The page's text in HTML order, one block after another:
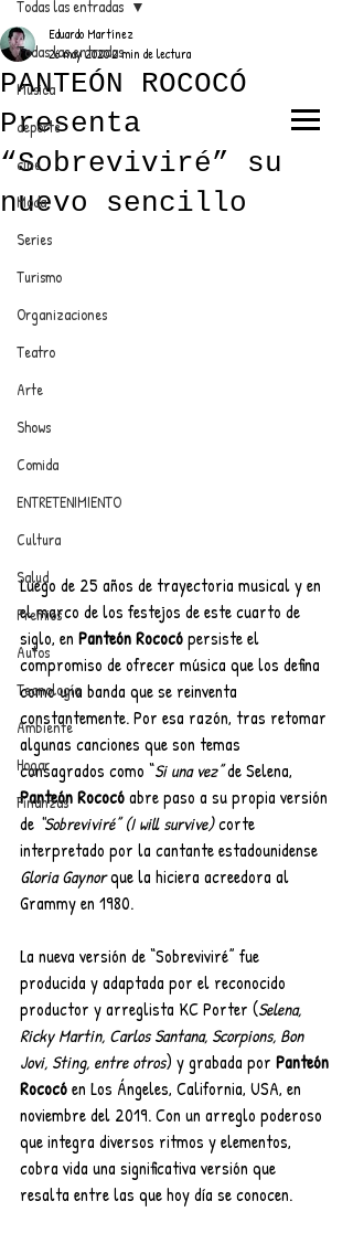
ANUNCIATE CON NOSOTROS
PARA MÁS INFORMACIÓN:
dinamicaseltrendytop@gmail.com
EL TRENDY TOP
CON EDDY MARTINEZ
Todas las entradas
Música
deporte
cine
Moda
Series
Turismo
Organizaciones
Teatro
Arte
Shows
Comida
ENTRETENIMIENTO
Cultura
Salud
Premios
Autos
Tecnología
Ambiente
Hogar
Finanzas
Todas las entradas
PANTEÓN ROCOCÓ
Presenta
“Sobreviviré” su
nuevo sencillo
Eduardo Martínez
26 may 20202 min de lectura
Luego de 25 años de trayectoria musical y en
el marco de los festejos de este cuarto de
siglo, en Panteón Rococó persiste el
compromiso de ofrecer música que los defina
como una banda que se reinventa
constantemente. Por esa razón, tras retomar
algunas canciones que son temas
consagrados como “Si una vez” de Selena,
Panteón Rococó abre paso a su propia versión
de “Sobreviviré” (I will survive) corte
interpretado por la cantante estadounidense
Gloria Gaynor que la hiciera acreedora al
Grammy en 1980.
La nueva versión de “Sobreviviré” fue
producida y adaptada por el reconocido
productor y arreglista KC Porter (Selena,
Ricky Martin, Carlos Santana, Scorpions, Bon
Jovi, Sting, entre otros) y grabada por Panteón
Rococó en Los Ángeles, California, USA, en
noviembre del 2019. Con un arreglo poderoso
que integra diversos ritmos y elementos,
cobra vida una significativa versión que
resalta entre las que hoy día se conocen.